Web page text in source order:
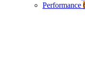
Performance